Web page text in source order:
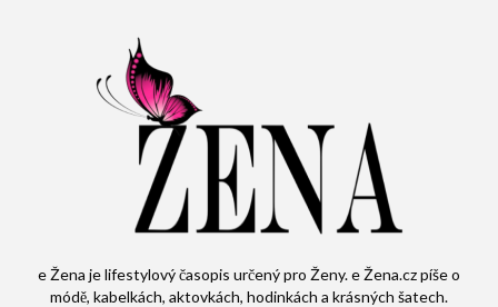
e Žena je lifestylový časopis určený pro Ženy. e Žena.cz píše o
módě, kabelkách, aktovkách, hodinkách a krásných šatech.